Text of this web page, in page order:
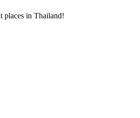
places in Thailand!